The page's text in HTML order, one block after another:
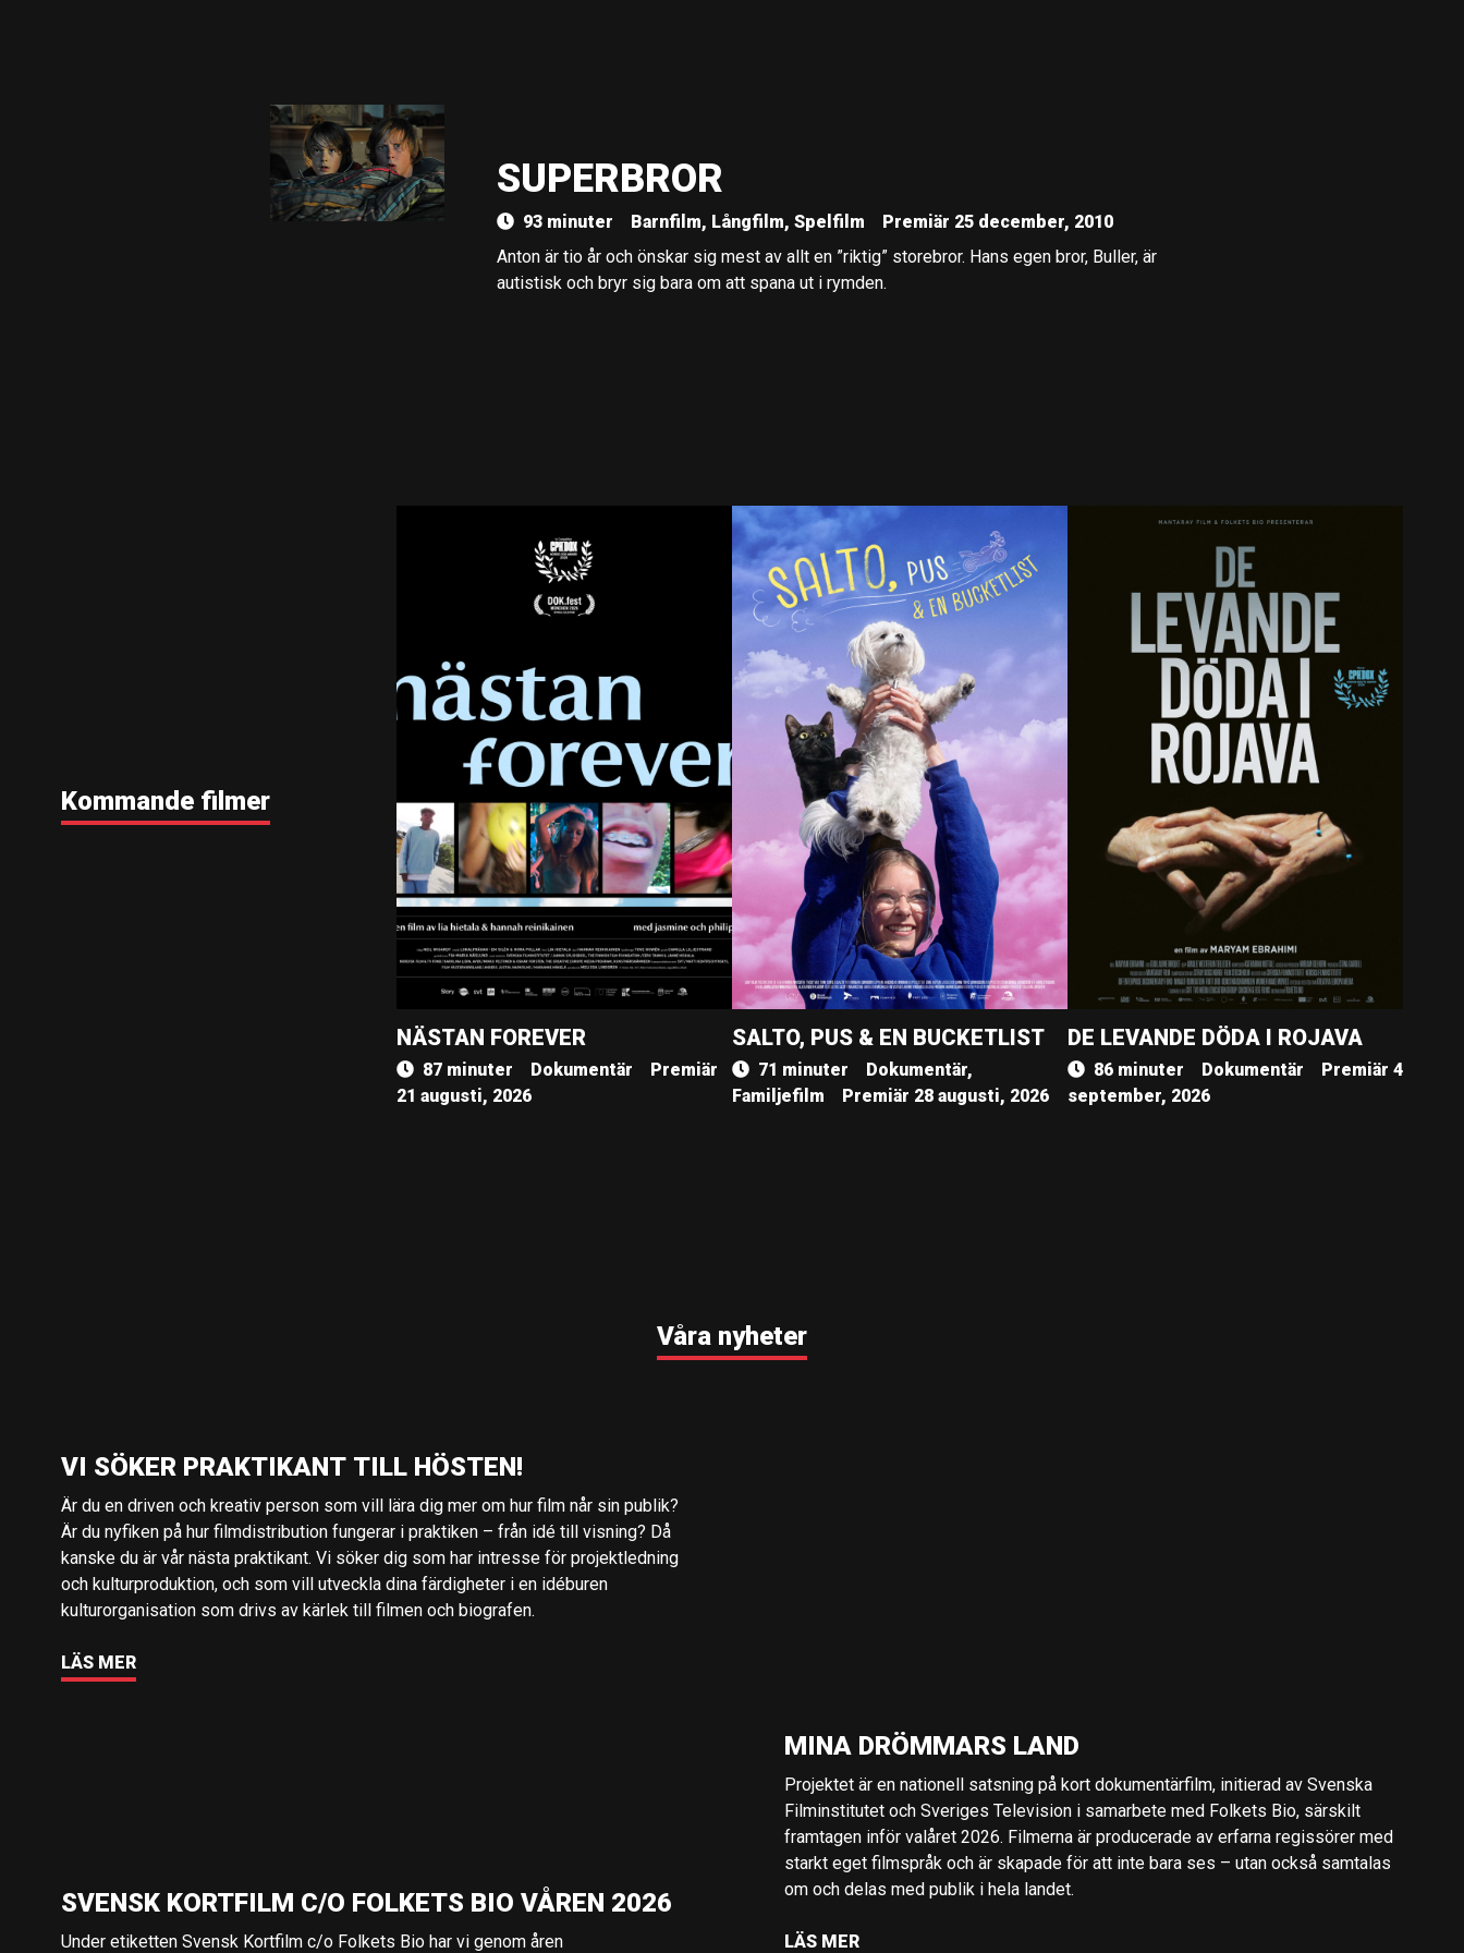
SUPERBROR
93 minuter Barnfilm, Långfilm, Spelfilm
Premiär 25 december, 2010
Anton är tio år och önskar sig mest av allt en ”riktig” storebror. Hans egen bror, Buller, är
autistisk och bryr sig bara om att spana ut i rymden.
Kommande filmer
NÄSTAN FOREVER
87 minuter Dokumentär
Premiär
21 augusti, 2026
SALTO, PUS & EN BUCKETLIST
71 minuter
Dokumentär,
Familjefilm
Premiär 28 augusti, 2026
DE LEVANDE DÖDA I ROJAVA
86 minuter Dokumentär
Premiär 4
september, 2026
Våra nyheter
VI SÖKER PRAKTIKANT TILL HÖSTEN!
Är du en driven och kreativ person som vill lära dig mer om hur film når sin publik?
Är du nyfiken på hur filmdistribution fungerar i praktiken – från idé till visning? Då
kanske du är vår nästa praktikant. Vi söker dig som har intresse för projektledning
och kulturproduktion, och som vill utveckla dina färdigheter i en idéburen
kulturorganisation som drivs av kärlek till filmen och biografen.
LÄS MER
MINA DRÖMMARS LAND
Projektet är en nationell satsning på kort dokumentärfilm, initierad av Svenska
Filminstitutet och Sveriges Television i samarbete med Folkets Bio, särskilt
framtagen inför valåret 2026. Filmerna är producerade av erfarna regissörer med
starkt eget filmspråk och är skapade för att inte bara ses – utan också samtalas
om och delas med publik i hela landet.
LÄS MER
SVENSK KORTFILM C/O FOLKETS BIO VÅREN 2026
Under etiketten Svensk Kortfilm c/o Folkets Bio har vi genom åren